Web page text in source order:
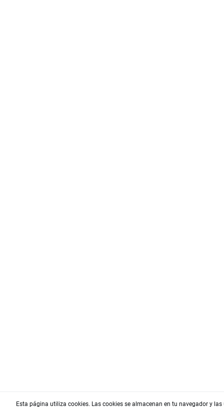
Esta página utiliza cookies. Las cookies se almacenan en tu navegador y